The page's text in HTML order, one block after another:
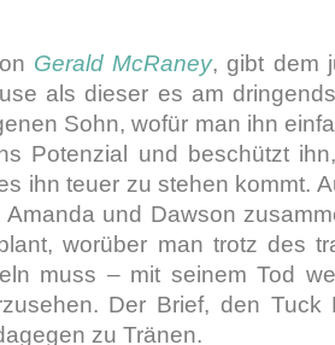
Gerald McRaney, gibt dem
als dieser es am
Sohn, wofür man ihn
Potenzial und beschützt
ihn teuer zu stehen kommt.
Amanda und Dawson
worüber man trotz des
muss – mit seinem Tod
Der Brief, den Tuck
zu Tränen.